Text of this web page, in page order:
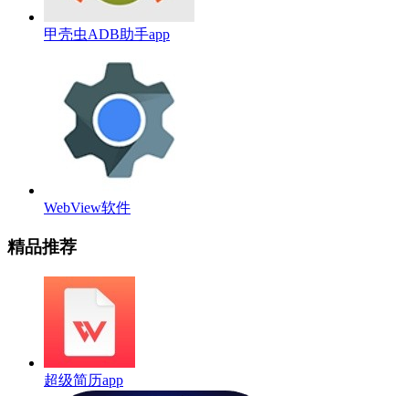
甲壳虫ADB助手app
WebView软件
精品推荐
超级简历app